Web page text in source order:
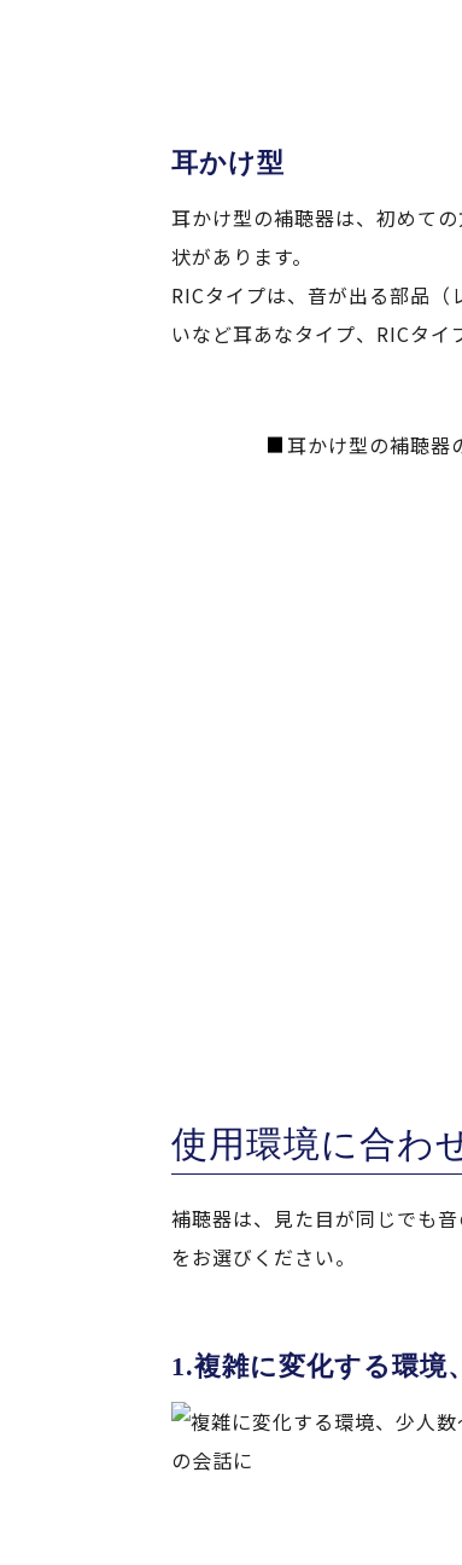
耳かけ型
耳かけ型の補聴器は、初めて
状があります。
RICタイプは、音が出る部品
いなど耳あなタイプ、RICタイ
耳かけ型の補聴器
使用環境に合わ
補聴器は、見た目が同じでも
をお選びください。
複雑に変化する環境